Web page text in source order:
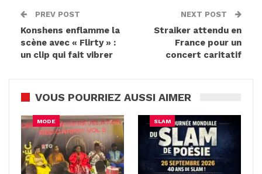
PREV POST
Konshens enflamme la
scène avec « Flirty » :
un clip qui fait vibrer
NEXT POST
Straiker attendu en
France pour un
concert caritatif
VOUS POURRIEZ AUSSI AIMER
MODE SLAM